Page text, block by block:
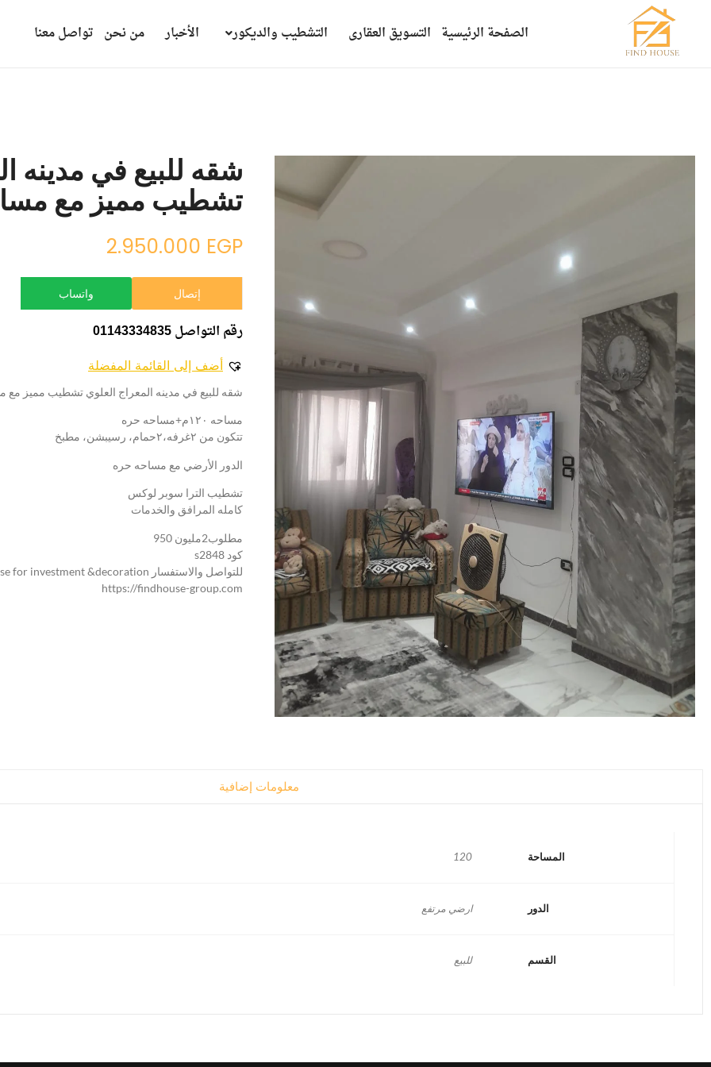
الصفحة الرئيسية التسويق العقارى التشطيب والديكور الأخبار من نحن تواصل معنا
شقه للبيع في مدينه
تشطيب مميز مع
2.950.000 EGP
إتصال واتساب
رقم التواصل 01143334835
أضف إلى القائمة المفضلة
شقه للبيع في مدينه المعراج العلوي تشطيب مميز مع
مساحه ١٢٠م+مساحه حره
تتكون من ٢غرفه،٢حمام، رسيبشن، مطبخ
الدور الأرضي مع مساحه حره
تشطيب الترا سوبر لوكس
كامله المرافق والخدمات
مطلوب2مليون 950
كود s2848
للتواصل والاستفسار find house for investment &decoration
https://findhouse-group.com
معلومات إضافية
المساحة 120
الدور ارضي مرتفع
القسم للبيع